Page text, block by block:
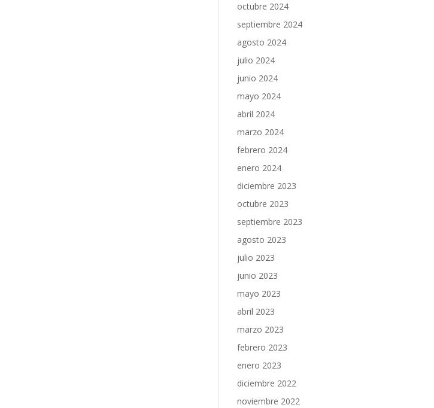
octubre 2024
septiembre 2024
agosto 2024
julio 2024
junio 2024
mayo 2024
abril 2024
marzo 2024
febrero 2024
enero 2024
diciembre 2023
octubre 2023
septiembre 2023
agosto 2023
julio 2023
junio 2023
mayo 2023
abril 2023
marzo 2023
febrero 2023
enero 2023
diciembre 2022
noviembre 2022